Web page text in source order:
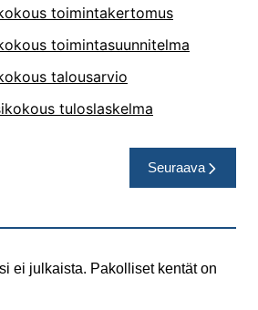
toimintakertomus
toimintasuunnitelma
talousarvio
tuloslaskelma
Seuraava
ei julkaista. Pakolliset kentät on